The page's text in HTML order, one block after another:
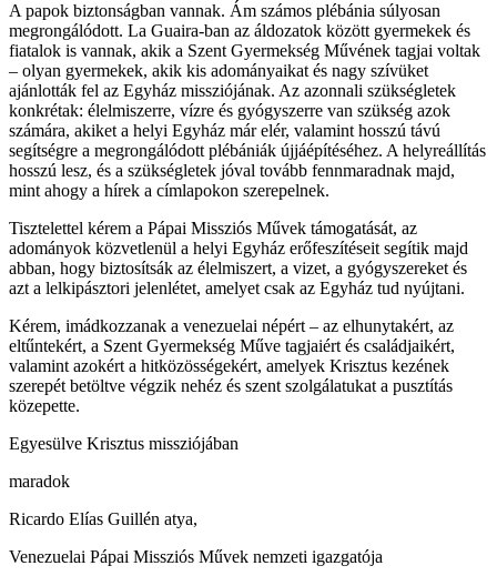
A papok biztonságban vannak. Ám számos plébánia súlyosan
megrongálódott. La Guaira-ban az áldozatok között gyermekek és
fiatalok is vannak, akik a Szent Gyermekség Művének tagjai voltak
– olyan gyermekek, akik kis adományaikat és nagy szívüket
ajánlották fel az Egyház missziójának. Az azonnali szükségletek
konkrétak: élelmiszerre, vízre és gyógyszerre van szükség azok
számára, akiket a helyi Egyház már elér, valamint hosszú távú
segítségre a megrongálódott plébániák újjáépítéséhez. A helyreállítás
hosszú lesz, és a szükségletek jóval tovább fennmaradnak majd,
mint ahogy a hírek a címlapokon szerepelnek.
Tisztelettel kérem a Pápai Missziós Művek támogatását, az
adományok közvetlenül a helyi Egyház erőfeszítéseit segítik majd
abban, hogy biztosítsák az élelmiszert, a vizet, a gyógyszereket és
azt a lelkipásztori jelenlétet, amelyet csak az Egyház tud nyújtani.
Kérem, imádkozzanak a venezuelai népért – az elhunytakért, az
eltűntekért, a Szent Gyermekség Műve tagjaiért és családjaikért,
valamint azokért a hitközösségekért, amelyek Krisztus kezének
szerepét betöltve végzik nehéz és szent szolgálatukat a pusztítás
közepette.
Egyesülve Krisztus missziójában
maradok
Ricardo Elías Guillén atya,
Venezuelai Pápai Missziós Művek nemzeti igazgatója